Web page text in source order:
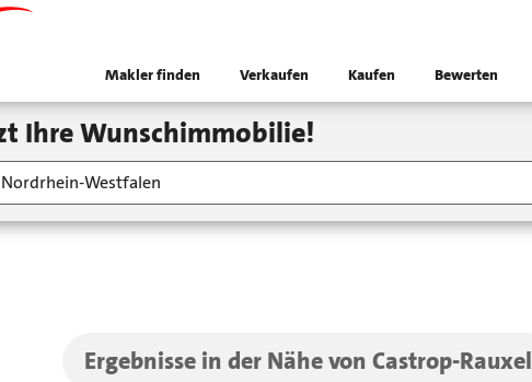
Makler finden Verkaufen Kaufen Bewerten
Ihre Wunschimmobilie!
Ergebnisse in der Nähe von Castrop-Rauxel